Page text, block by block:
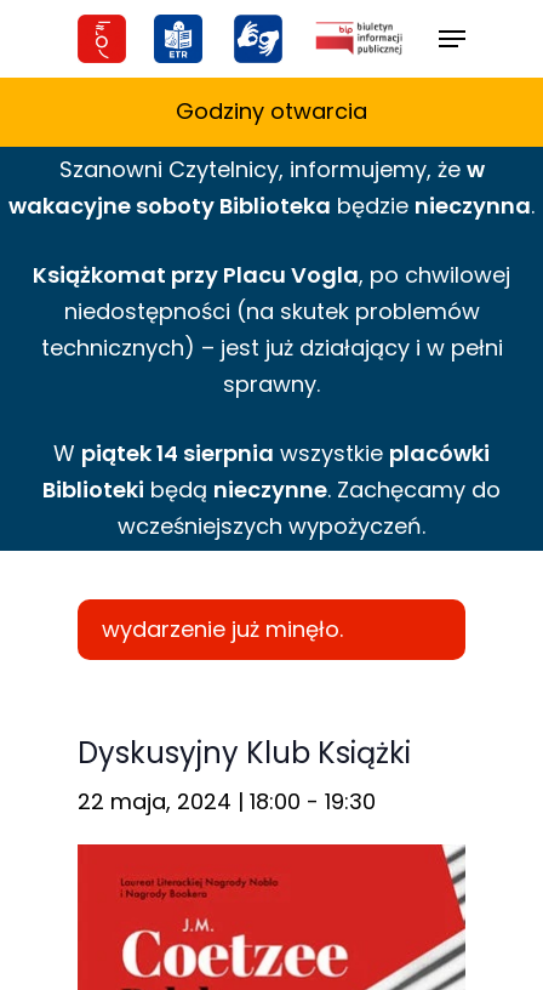
Menu
Godziny otwarcia
Szanowni Czytelnicy, informujemy, że w
wakacyjne soboty Biblioteka będzie nieczynna.
Książkomat przy Placu Vogla, po chwilowej
niedostępności (na skutek problemów
technicznych) – jest już działający i w pełni
sprawny.
W piątek 14 sierpnia wszystkie placówki
Biblioteki będą nieczynne. Zachęcamy do
wcześniejszych wypożyczeń.
wydarzenie już minęło.
Dyskusyjny Klub Książki
22 maja, 2024 | 18:00 - 19:30
Te pliki cookie
nie są
opcjonalne. Są
funkcjonowania
internetowej.